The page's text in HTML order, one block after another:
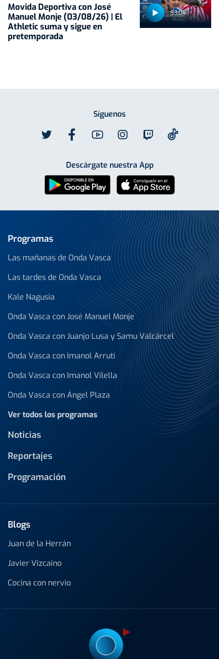
53:04
Movida Deportiva con José
Manuel Monje (03/08/26) | El
Athletic suma y sigue en
pretemporada
Síguenos
Descárgate nuestra App
Programas
Las mañanas de Onda Vasca
Las tardes de Onda Vasca
Kale Nagusia
Onda Vasca con José Manuel Monje
Onda Vasca con Juanjo Lusa y Samu Valcárcel
Onda Vasca con Imanol Arruti
Onda Vasca con Imanol Vilella
Onda Vasca con Ángel Plaza
Ver todos los programas
Noticias
Reportajes
Programación
Blogs
Juan de la Herrán
Javier Vizcaino
Cocina con nervio